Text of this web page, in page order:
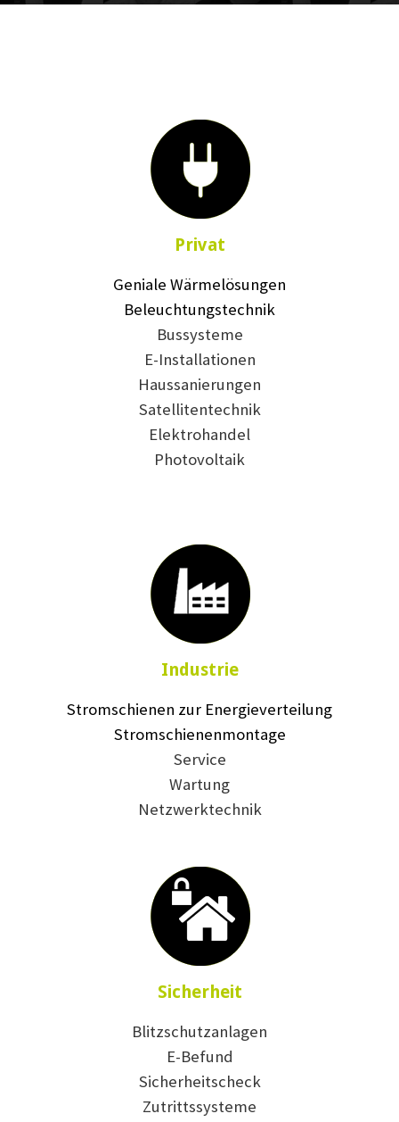
Privat
Geniale Wärmelösungen
Beleuchtungstechnik
Bussysteme
E-Installationen
Haussanierungen
Satellitentechnik
Elektrohandel
Photovoltaik
Industrie
Stromschienen zur Energieverteilung
Stromschienenmontage
Service
Wartung
Netzwerktechnik
Sicherheit
Blitzschutzanlagen
E-Befund
Sicherheitscheck
Zutrittssysteme